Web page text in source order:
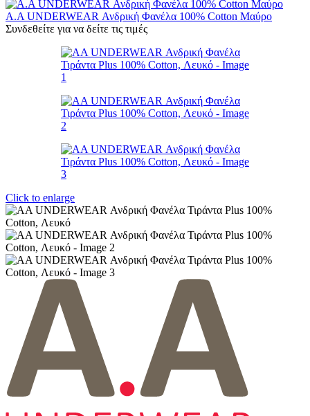
Α.A UNDERWEAR Ανδρική Φανέλα 100% Cotton Μαύρο
Συνδεθείτε για να δείτε τις τιμές
Click to enlarge